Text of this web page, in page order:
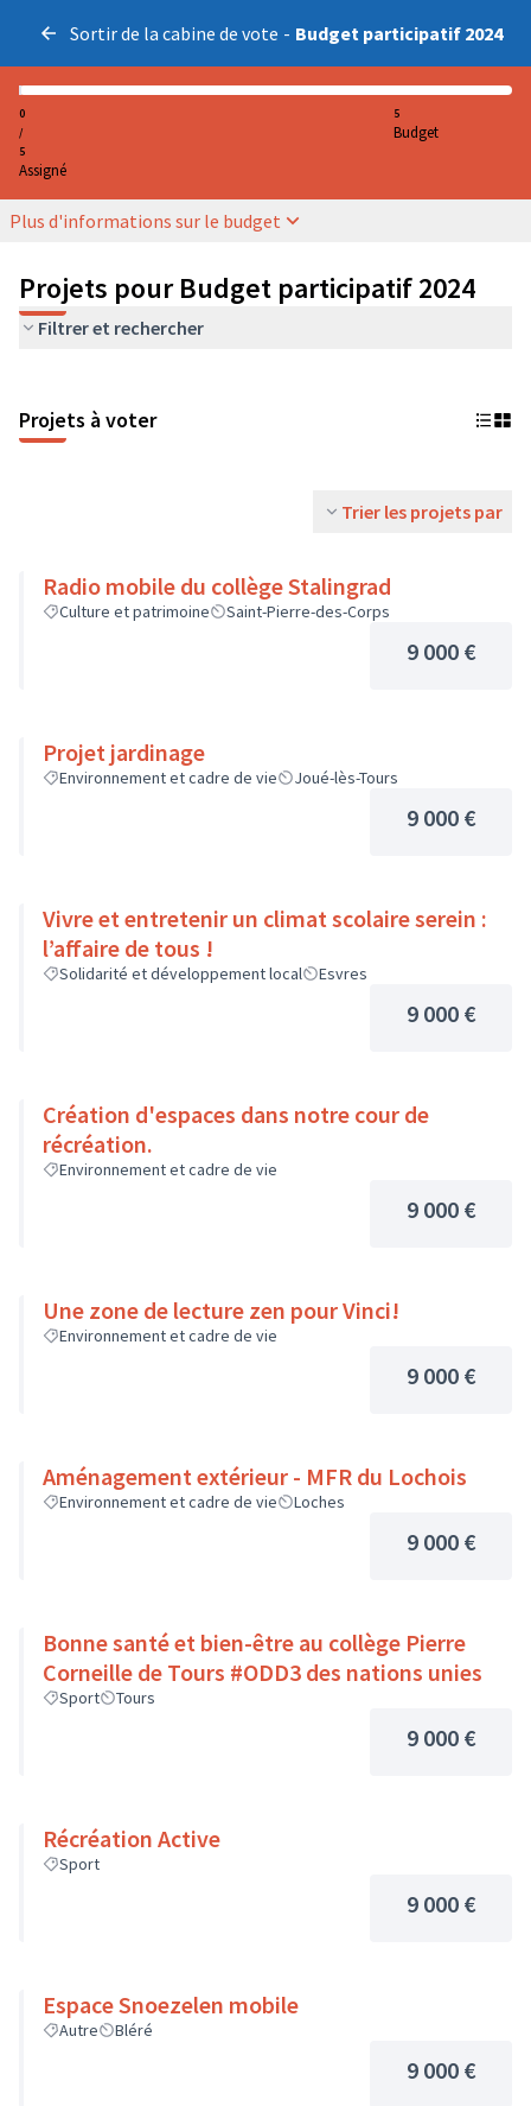
Sortir de la cabine de vote - Budget participatif 2024
0
/
5
Assigné
5
Budget
Plus d'informations sur le budget
Projets pour Budget participatif 2024
Filtrer et rechercher
Projets à voter
Trier les projets par
Radio mobile du collège Stalingrad
Culture et patrimoine Saint-Pierre-des-Corps
9 000 €
Projet jardinage
Environnement et cadre de vie Joué-lès-Tours
9 000 €
Vivre et entretenir un climat scolaire serein :
l’affaire de tous !
Solidarité et développement local Esvres
9 000 €
Création d'espaces dans notre cour de
récréation.
Environnement et cadre de vie
9 000 €
Une zone de lecture zen pour Vinci!
Environnement et cadre de vie
9 000 €
Aménagement extérieur - MFR du Lochois
Environnement et cadre de vie Loches
9 000 €
Bonne santé et bien-être au collège Pierre
Corneille de Tours #ODD3 des nations unies
Sport Tours
9 000 €
Récréation Active
Sport
9 000 €
Espace Snoezelen mobile
Autre Bléré
9 000 €